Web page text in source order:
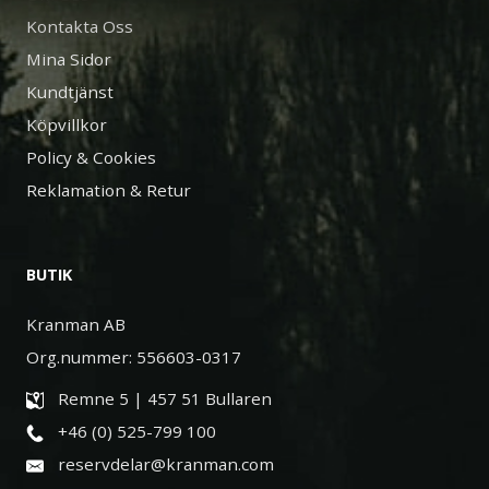
Kontakta Oss
Mina Sidor
Kundtjänst
Köpvillkor
Policy & Cookies
Reklamation & Retur
BUTIK
Kranman AB
Org.nummer: 556603-0317
Remne 5 | 457 51 Bullaren
+46 (0) 525-799 100
reservdelar@kranman.com